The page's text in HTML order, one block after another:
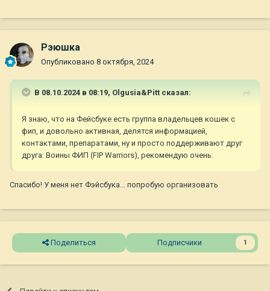
Рэюшка
Опубликовано 8 октября, 2024
В 08.10.2024 в 08:19, Olgusia&Pitt сказал:
Я знаю, что на Фейсбуке есть группа владельцев кошек с
фип, и довольно активная, делятся информацией,
контактами, препаратами, ну и просто поддерживают друг
друга: Воины ФИП (FIP Warriors), рекомендую очень.
Спасибо! У меня нет Фэйсбука... попробую организовать
Поделиться Подписчики 1